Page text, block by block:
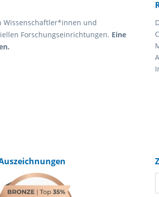
Wissenschaftler*innen und
Forschungseinrichtungen. Eine